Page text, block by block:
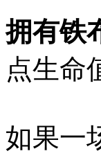
拥有铁
点生命
如果一